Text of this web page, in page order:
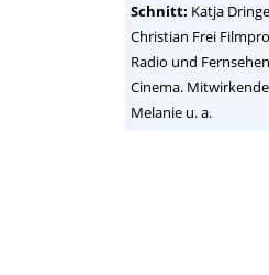
Schnitt: Katja
Christian Frei
Radio und
Cinema.
Melanie u. a.